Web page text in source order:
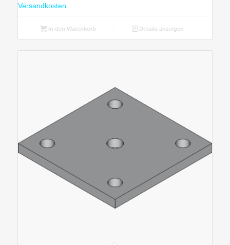
Versandkosten
In den Warenkorb Details anzeigen